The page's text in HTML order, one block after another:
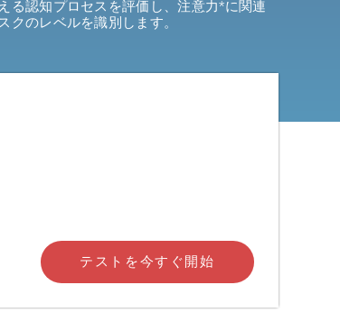
る認知プロセスを評価し、注意力*に関連
クのレベルを識別します。
テストを今すぐ開始